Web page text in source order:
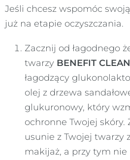
Jeśli chcesz wspomóc
już na etapie oczyszczania.
Zacznij od łagodnego
twarzy BENEFIT CLEAN
łagodzący
olej z drzewa
glukuronowy, który
ochronne Twojej skóry.
usunie z Twojej twarzy
makijaż, a przy tym